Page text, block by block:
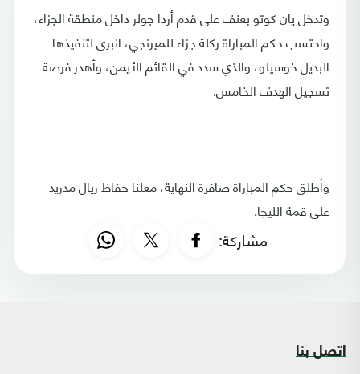
وتدخل يان كوتو بعنف على قدم أردا جولر داخل منطقة الجزاء،
واحتسب حكم المباراة ركلة جزاء للميرنجي، انبرى لتنفيذها
البديل خوسيلو، والذي سدد في القائم الأيمن، وأهدر فرصة
تسجيل الهدف الخامس.
وأطلق حكم المباراة صافرة النهاية، معلنا حفاظ ريال مدريد
على قمة الليجا.
مشاركة:
اتصل بنا